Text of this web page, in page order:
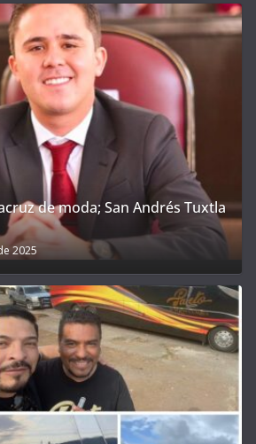
de moda; San Andrés Tuxtla
2025